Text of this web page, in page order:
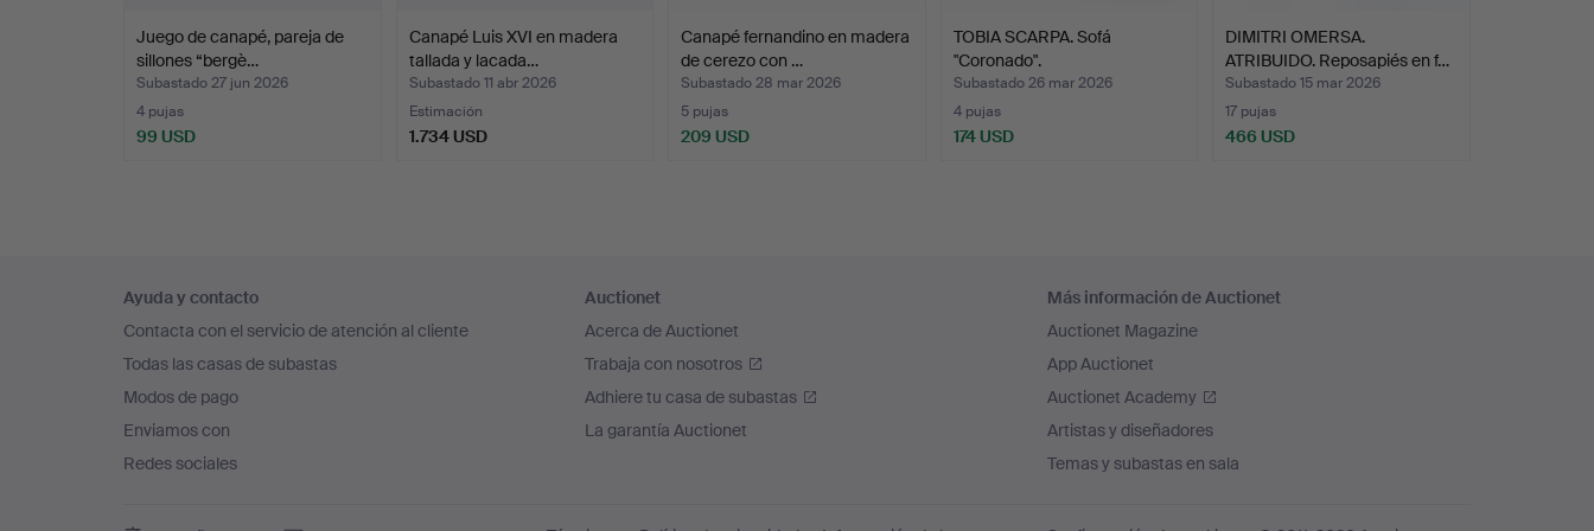
Juego de canapé, pareja de
sillones “bergè…
Subastado 27 jun 2026
4 pujas
99 USD
Canapé Luis XVI en madera
tallada y lacada…
Subastado 11 abr 2026
Estimación
1.734 USD
Canapé fernandino en madera
de cerezo con …
Subastado 28 mar 2026
5 pujas
209 USD
TOBIA SCARPA. Sofá
"Coronado".
Subastado 26 mar 2026
4 pujas
174 USD
DIMITRI OMERSA.
ATRIBUIDO. Reposapiés en f…
Subastado 15 mar 2026
17 pujas
466 USD
en
el
pie
de
página
Ayuda y contacto
Contacta con el servicio de atención al cliente
Todas las casas de subastas
Modos de pago
Enviamos con
Redes sociales
Auctionet
Acerca de Auctionet
Trabaja con nosotros
Adhiere tu casa de subastas
La garantía Auctionet
Más información de Auctionet
Auctionet Magazine
App Auctionet
Auctionet Academy
Artistas y diseñadores
Temas y subastas en sala